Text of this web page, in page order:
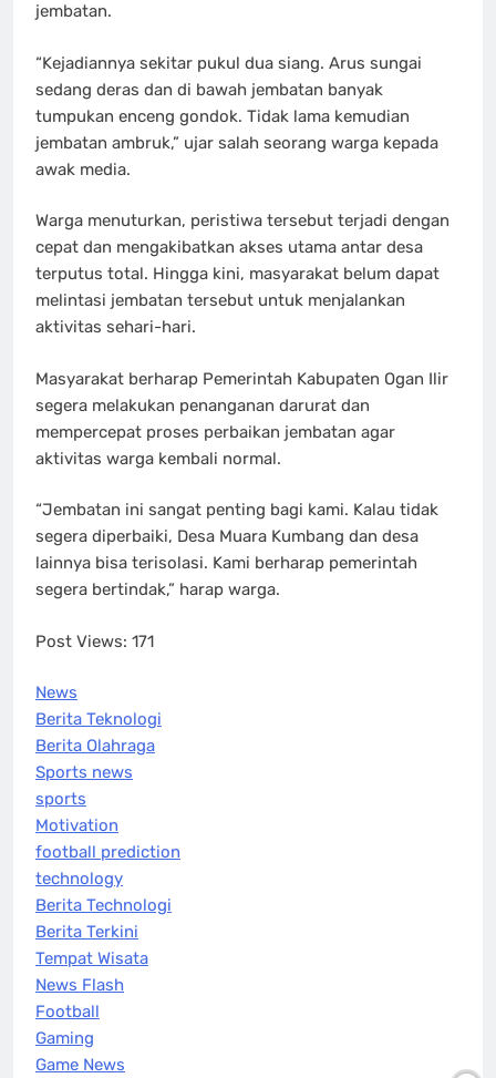
jembatan.
“Kejadiannya sekitar pukul dua siang. Arus sungai
sedang deras dan di bawah jembatan banyak
tumpukan enceng gondok. Tidak lama kemudian
jembatan ambruk,” ujar salah seorang warga kepada
awak media.
Warga menuturkan, peristiwa tersebut terjadi dengan
cepat dan mengakibatkan akses utama antar desa
terputus total. Hingga kini, masyarakat belum dapat
melintasi jembatan tersebut untuk menjalankan
aktivitas sehari-hari.
Masyarakat berharap Pemerintah Kabupaten Ogan Ilir
segera melakukan penanganan darurat dan
mempercepat proses perbaikan jembatan agar
aktivitas warga kembali normal.
“Jembatan ini sangat penting bagi kami. Kalau tidak
segera diperbaiki, Desa Muara Kumbang dan desa
lainnya bisa terisolasi. Kami berharap pemerintah
segera bertindak,” harap warga.
Post Views: 171
News
Berita Teknologi
Berita Olahraga
Sports news
sports
Motivation
football prediction
technology
Berita Technologi
Berita Terkini
Tempat Wisata
News Flash
Football
Gaming
Game News